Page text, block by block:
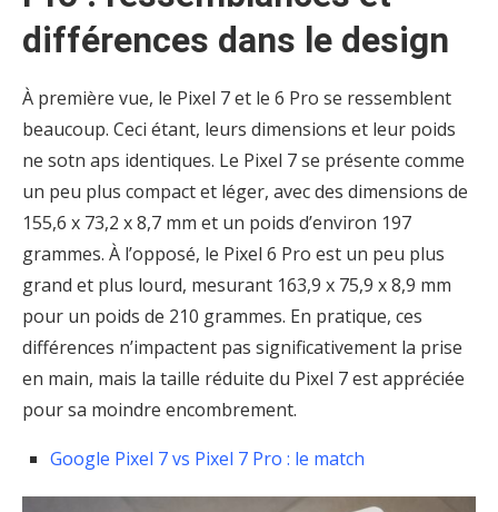
différences dans le design
À première vue, le Pixel 7 et le 6 Pro se ressemblent
beaucoup. Ceci étant, leurs dimensions et leur poids
ne sotn aps identiques. Le Pixel 7 se présente comme
un peu plus compact et léger, avec des dimensions de
155,6 x 73,2 x 8,7 mm et un poids d’environ 197
grammes. À l’opposé, le Pixel 6 Pro est un peu plus
grand et plus lourd, mesurant 163,9 x 75,9 x 8,9 mm
pour un poids de 210 grammes. En pratique, ces
différences n’impactent pas significativement la prise
en main, mais la taille réduite du Pixel 7 est appréciée
pour sa moindre encombrement.
Google Pixel 7 vs Pixel 7 Pro : le match